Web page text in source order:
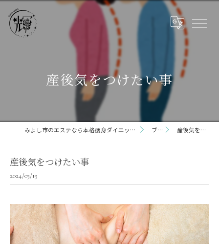
産後気をつけたい事
みよし市のエステなら本格痩身ダイエット専門サロン輝 らいと 三好店 ブログ 産後気をつけたい事
産後気をつけたい事
2024/03/19